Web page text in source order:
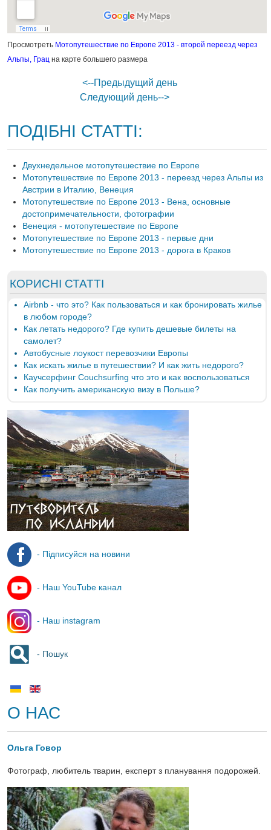
Просмотреть Мотопутешествие по Европе 2013 - второй переезд через
Альпы, Грац на карте большего размера
<--Предыдущий день
Следующий день-->
ПОДІБНІ СТАТТІ:
Двухнедельное мотопутешествие по Европе
Мотопутешествие по Европе 2013 - переезд через Альпы из
Австрии в Италию, Венеция
Мотопутешествие по Европе 2013 - Вена, основные
достопримечательности, фотографии
Венеция - мотопутешествие по Европе
Мотопутешествие по Европе 2013 - первые дни
Мотопутешествие по Европе 2013 - дорога в Краков
КОРИСНІ СТАТТІ
Airbnb - что это? Как пользоваться и как бронировать жилье
в любом городе?
Как летать недорого? Где купить дешевые билеты на
самолет?
Автобусные лоукост перевозчики Европы
Как искать жилье в путешествии? И как жить недорого?
Каучсерфинг Couchsurfing что это и как воспользоваться
Как получить американскую визу в Польше?
- Підписуйся на новини
- Наш YouTube канал
- Наш instagram
- Пошук
О НАС
Ольга Говор
Фотограф, любитель тварин, експерт з планування подорожей.